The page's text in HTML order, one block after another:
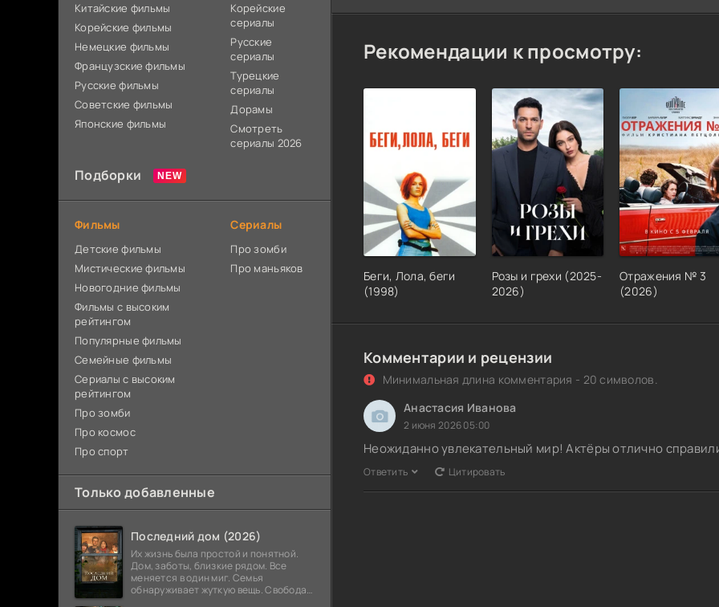
Рекомендации к просмотру:
Беги, Лола, беги
(1998)
Розы и грехи (2025-
2026)
Отражения № 3
(2026)
Комментарии и рецензии
Минимальная длина комментария - 20 символов.
Анастасия Иванова
2 июня 2026 05:00
Неожиданно увлекательный мир! Актёры отлично
Ответить Цитировать
Китайские фильмы
Корейские фильмы
Немецкие фильмы
Французские фильмы
Русские фильмы
Советские фильмы
Японские фильмы
Корейские
сериалы
Русские
сериалы
Турецкие
сериалы
Дорамы
Смотреть
сериалы 2026
Подборки
Фильмы
Детские фильмы
Мистические фильмы
Новогодние фильмы
Фильмы с высоким
рейтингом
Популярные фильмы
Семейные фильмы
Сериалы с высоким
рейтингом
Про зомби
Про космос
Про спорт
Сериалы
Про зомби
Про маньяков
Только добавленные
Последний дом (2026)
Их жизнь была простой и понятной.
Дом, заботы, близкие рядом. Все
меняется в один миг. Семья
обнаруживает жуткую вещь. Свобода